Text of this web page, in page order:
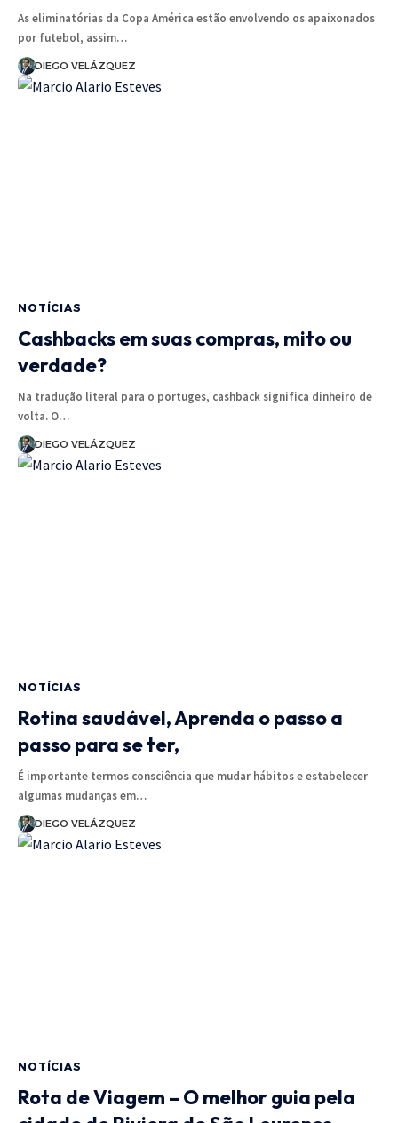
As eliminatórias da Copa América estão envolvendo os apaixonados
por futebol, assim…
DIEGO VELÁZQUEZ
NOTÍCIAS
Cashbacks em suas compras, mito ou
verdade?
Na tradução literal para o portuges, cashback significa dinheiro de
volta. O…
DIEGO VELÁZQUEZ
NOTÍCIAS
Rotina saudável, Aprenda o passo a
passo para se ter,
É importante termos consciência que mudar hábitos e estabelecer
algumas mudanças em…
DIEGO VELÁZQUEZ
NOTÍCIAS
Rota de Viagem – O melhor guia pela